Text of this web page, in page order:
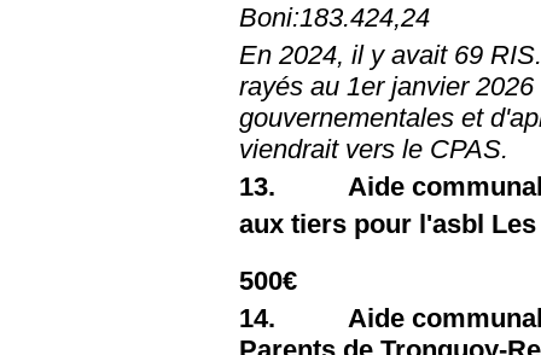
Boni:183.424,24
En 2024, il y avait 69
rayés au 1er janvier
gouvernementales et
viendrait vers le CPAS.
13. Aide
aux tiers pour l'asbl
500€
14. Aide communale